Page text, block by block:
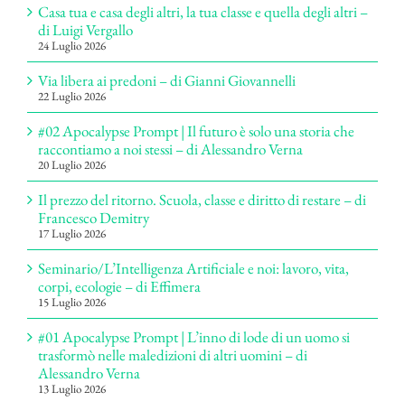
Casa tua e casa degli altri, la tua classe e quella degli altri –
di Luigi Vergallo
24 Luglio 2026
Via libera ai predoni – di Gianni Giovannelli
22 Luglio 2026
#02 Apocalypse Prompt | Il futuro è solo una storia che
raccontiamo a noi stessi – di Alessandro Verna
20 Luglio 2026
Il prezzo del ritorno. Scuola, classe e diritto di restare – di
Francesco Demitry
17 Luglio 2026
Seminario/L’Intelligenza Artificiale e noi: lavoro, vita,
corpi, ecologie – di Effimera
15 Luglio 2026
#01 Apocalypse Prompt | L’inno di lode di un uomo si
trasformò nelle maledizioni di altri uomini – di
Alessandro Verna
13 Luglio 2026